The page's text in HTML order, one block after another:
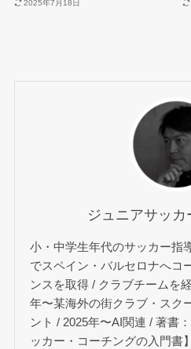
2025年7月18日
ジュニアサッカ
小・中学生年代のサッカー指
でスペイン・バルセロナへコ
ンスを取得 / クラブチームを
年〜某海外の街クラブ・スク
ント / 2025年〜AI関連 / 著書
ッカー・コーチングの入門書】